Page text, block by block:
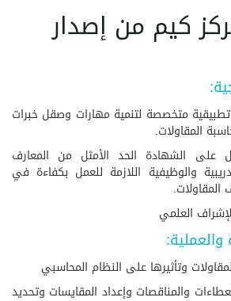
كيم من إصدار
متخصصة لتنمية مهارات وصقل خبرات
المقاولات.
على الشهادة الحد الأمثل من المعارف
والوظيفية اللازمة للعمل بكفاءة في
المقاولات.
العلمي
وتأثيرها على النظام المحاسبي
والمناقصات وإعداد المقايسات وتحديد